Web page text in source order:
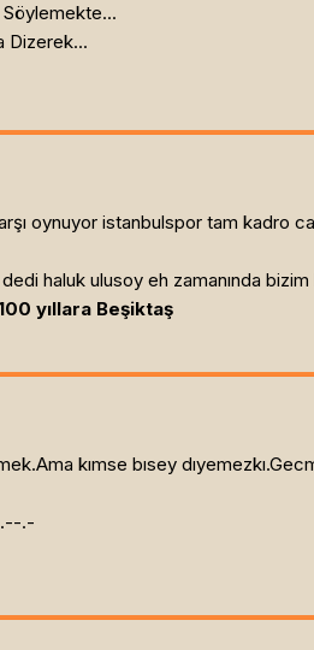
Söylemekte...
Dizerek...
oynuyor istanbulspor tam kadro
haluk ulusoy eh zamanında
yıllara Beşiktaş
kımse bısey
.-